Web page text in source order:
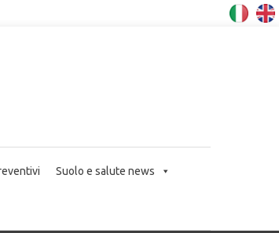
Suolo e salute news